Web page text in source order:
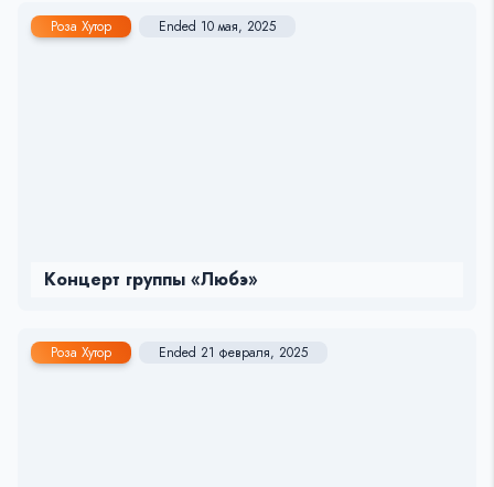
Роза Хутор Ended 10 мая, 2025
Концерт группы «Любэ»
Роза Хутор Ended 21 февраля, 2025